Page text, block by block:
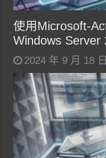
使用Microsoft-
Windows Server
2024 年 9 月 18 日